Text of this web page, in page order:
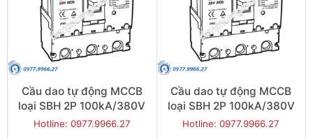
Cầu dao tự động MCCB
loại SBH 2P 100kA/380V
700A - Model
Hotline: 0977.9966.27
Cầu dao tự động MCCB
loại SBH 2P 100kA/380V
630A - Model
Hotline: 0977.9966.27